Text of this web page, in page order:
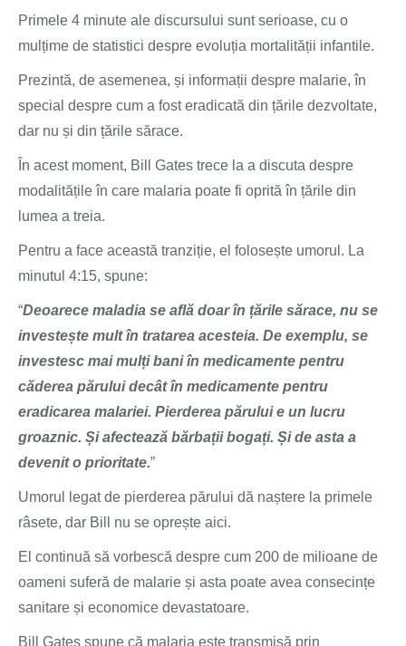
Primele 4 minute ale discursului sunt serioase, cu o
mulțime de statistici despre evoluția mortalității infantile.
Prezintă, de asemenea, și informații despre malarie, în
special despre cum a fost eradicată din țările dezvoltate,
dar nu și din țările sărace.
În acest moment, Bill Gates trece la a discuta despre
modalitățile în care malaria poate fi oprită în țările din
lumea a treia.
Pentru a face această tranziție, el folosește umorul. La
minutul 4:15, spune:
“Deoarece maladia se află doar în țările sărace, nu se
investește mult în tratarea acesteia. De exemplu, se
investesc mai mulți bani în medicamente pentru
căderea părului decât în medicamente pentru
eradicarea malariei. Pierderea părului e un lucru
groaznic. Și afectează bărbații bogați. Și de asta a
devenit o prioritate.”
Umorul legat de pierderea părului dă naștere la primele
râsete, dar Bill nu se oprește aici.
El continuă să vorbescă despre cum 200 de milioane de
oameni suferă de malarie și asta poate avea consecințe
sanitare și economice devastatoare.
Bill Gates spune că malaria este transmisă prin